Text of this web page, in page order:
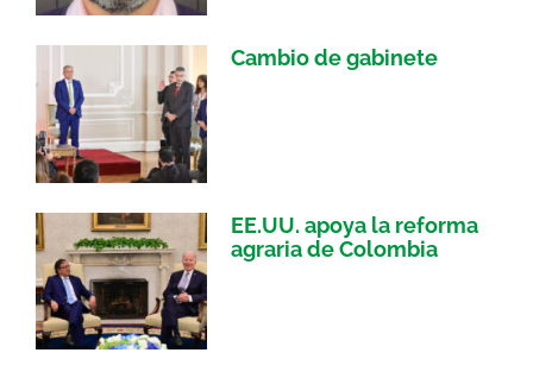
Cambio de gabinete
EE.UU. apoya la reforma
agraria de Colombia